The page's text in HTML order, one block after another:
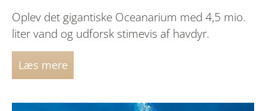
Oplev det gigantiske Oceanarium med 4,5 mio.
liter vand og udforsk stimevis af havdyr.
Læs mere